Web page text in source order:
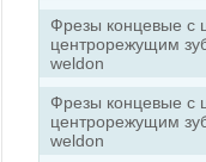
Фрезы концевые с
центрорежущим
weldon
Фрезы концевые с
центрорежущим
weldon